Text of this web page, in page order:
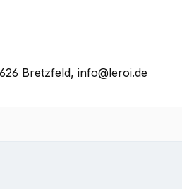
Bretzfeld, info@leroi.de